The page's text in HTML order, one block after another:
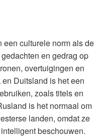
een culturele norm als de
en gedrag op
overtuigingen en
Duitsland is het een
zoals titels en
is het normaal om
landen, omdat ze
beschouwen.